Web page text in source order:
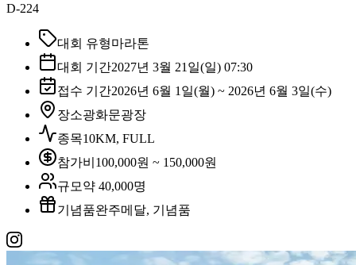
D-224
대회 유형마라톤
대회 기간2027년 3월 21일(일) 07:30
접수 기간2026년 6월 1일(월) ~ 2026년 6월 3일(수)
장소광화문광장
종목10KM, FULL
참가비 100,000원 ~ 150,000원
규모 약 40,000명
기념품완주메달, 기념품